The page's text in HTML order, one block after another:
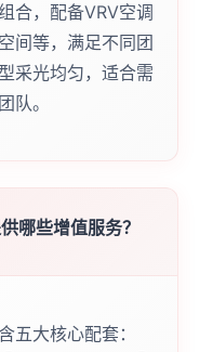
合，配备VRV空调
间等，满足不同团
采光均匀，适合需
队。
哪些增值服务？
五大核心配套：